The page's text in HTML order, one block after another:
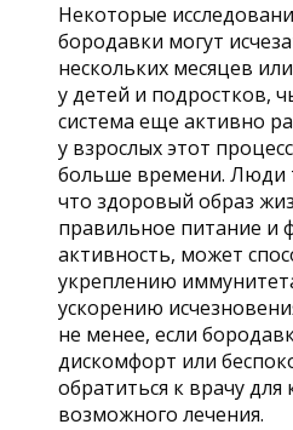
Некоторые
бородавки могут
нескольких месяцев
у детей и подростков,
система еще активно
у взрослых этот
больше времени. Люди
что здоровый образ
правильное питание и
активность, может
укреплению
ускорению
не менее, если
дискомфорт или
обратиться к врачу для
возможного лечения.